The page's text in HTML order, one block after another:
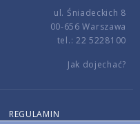
ul. Śniadeckich 8
00-656 Warszawa
tel.: 22 5228100
Jak dojechać?
REGULAMIN